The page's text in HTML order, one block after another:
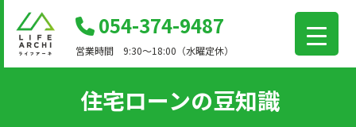
054-374-9487
営業時間 9:30～18:00（水曜定休）
住宅ローンの豆知識